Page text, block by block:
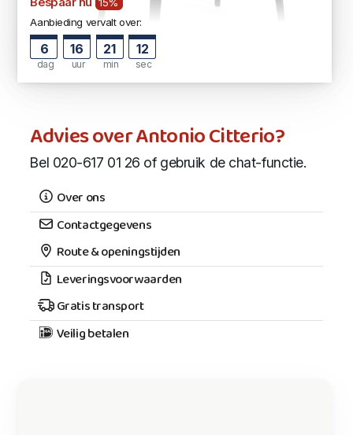
Aanbieding vervalt over:
6
dag
16
uur
21
min
11
sec
Advies over Antonio Citterio?
Bel 020-617 01 26 of gebruik de chat-functie.
Over ons
Contactgegevens
Route & openingstijden
Leveringsvoorwaarden
Gratis transport
Veilig betalen